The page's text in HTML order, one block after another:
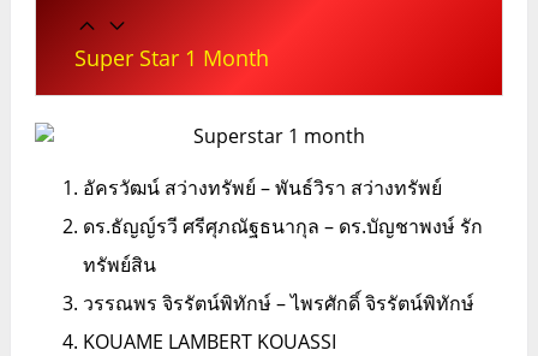
Super Star 1 Month
อัครวัฒน์ สว่างทรัพย์ – พันธ์วิรา สว่างทรัพย์
ดร.ธัญญ์รวี ศรีศุภณัฐธนากุล – ดร.บัญชาพงษ์ รัก
ทรัพย์สิน
วรรณพร จิรรัตน์พิทักษ์ – ไพรศักดิ์ จิรรัตน์พิทักษ์
KOUAME LAMBERT KOUASSI